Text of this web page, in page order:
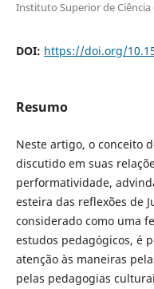
Instituto Superior de
DOI: https://doi.org/
Resumo
Neste artigo, o conceito
discutido em suas
performatividade,
esteira das reflexões de
considerado como uma
estudos pedagógicos, é
atenção às maneiras
pelas pedagogias